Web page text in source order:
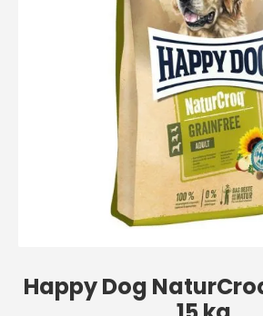
Happy Dog